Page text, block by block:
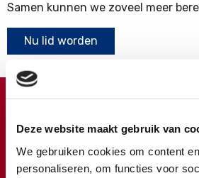
Deze website maakt gebruik van
We gebruiken cookies om content
personaliseren, om functies voor
Samen kunnen we zoveel meer
Nu lid worden
Meer weten over wat we met uw
Klik hier